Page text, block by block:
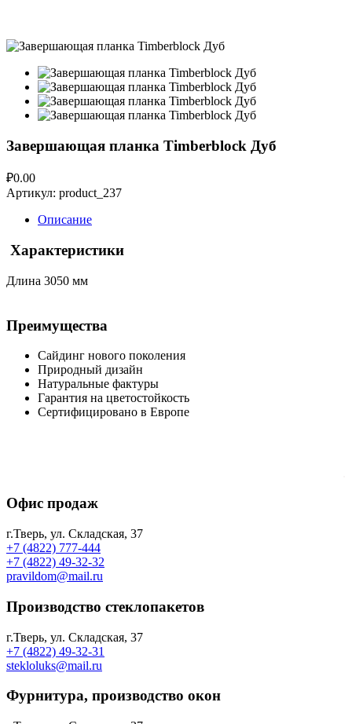
Завершающая планка Timberblock Дуб
₽0.00
Артикул: product_237
Описание
Характеристики
Длина 3050 мм
Преимущества
Сайдинг нового поколения
Природный дизайн
Натуральные фактуры
Гарантия на цветостойкость
Сертифицировано в Европе
Офис продаж
г.Тверь, ул. Складская, 37
+7 (4822) 777-444
+7 (4822) 49-32-32
pravildom@mail.ru
Производство стеклопакетов
г.Тверь, ул. Складская, 37
+7 (4822) 49-32-31
stekloluks@mail.ru
Фурнитура, производство окон